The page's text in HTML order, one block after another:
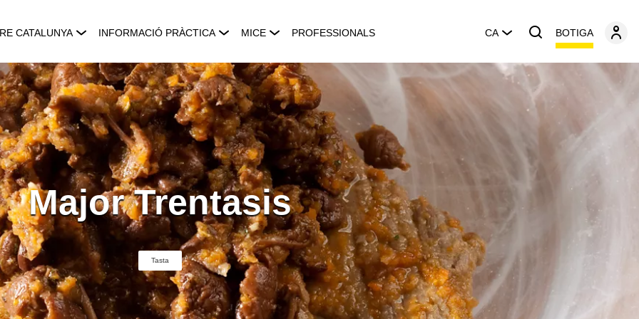
CATALUNYA INFORMACIÓ PRÀCTICA MICE PROFESSIONALS CA BOTIGA
Major Trentasis
Tasta